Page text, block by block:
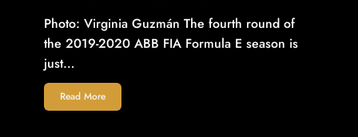
Photo: Virginia Guzmán The fourth round of
the 2019-2020 ABB FIA Formula E season is
just…
Read More